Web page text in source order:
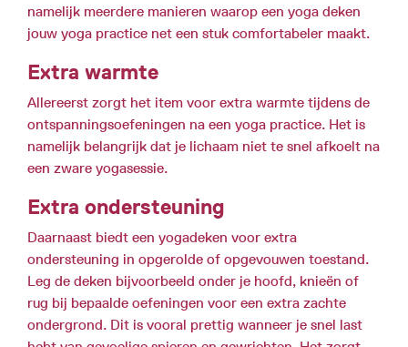
namelijk meerdere manieren waarop een yoga deken
jouw yoga practice net een stuk comfortabeler maakt.
Extra warmte
Allereerst zorgt het item voor extra warmte tijdens de
ontspanningsoefeningen na een yoga practice. Het is
namelijk belangrijk dat je lichaam niet te snel afkoelt na
een zware yogasessie.
Extra ondersteuning
Daarnaast biedt een yogadeken voor extra
ondersteuning in opgerolde of opgevouwen toestand.
Leg de deken bijvoorbeeld onder je hoofd, knieën of
rug bij bepaalde oefeningen voor een extra zachte
ondergrond. Dit is vooral prettig wanneer je snel last